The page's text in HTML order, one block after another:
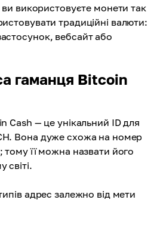
ви використовуєте монети так
традиційні валюти:
вебсайт або
гаманця Bitcoin
Cash — це унікальний ID для
Вона дуже схожа на номер
тому її можна назвати його
адрес залежно від мети